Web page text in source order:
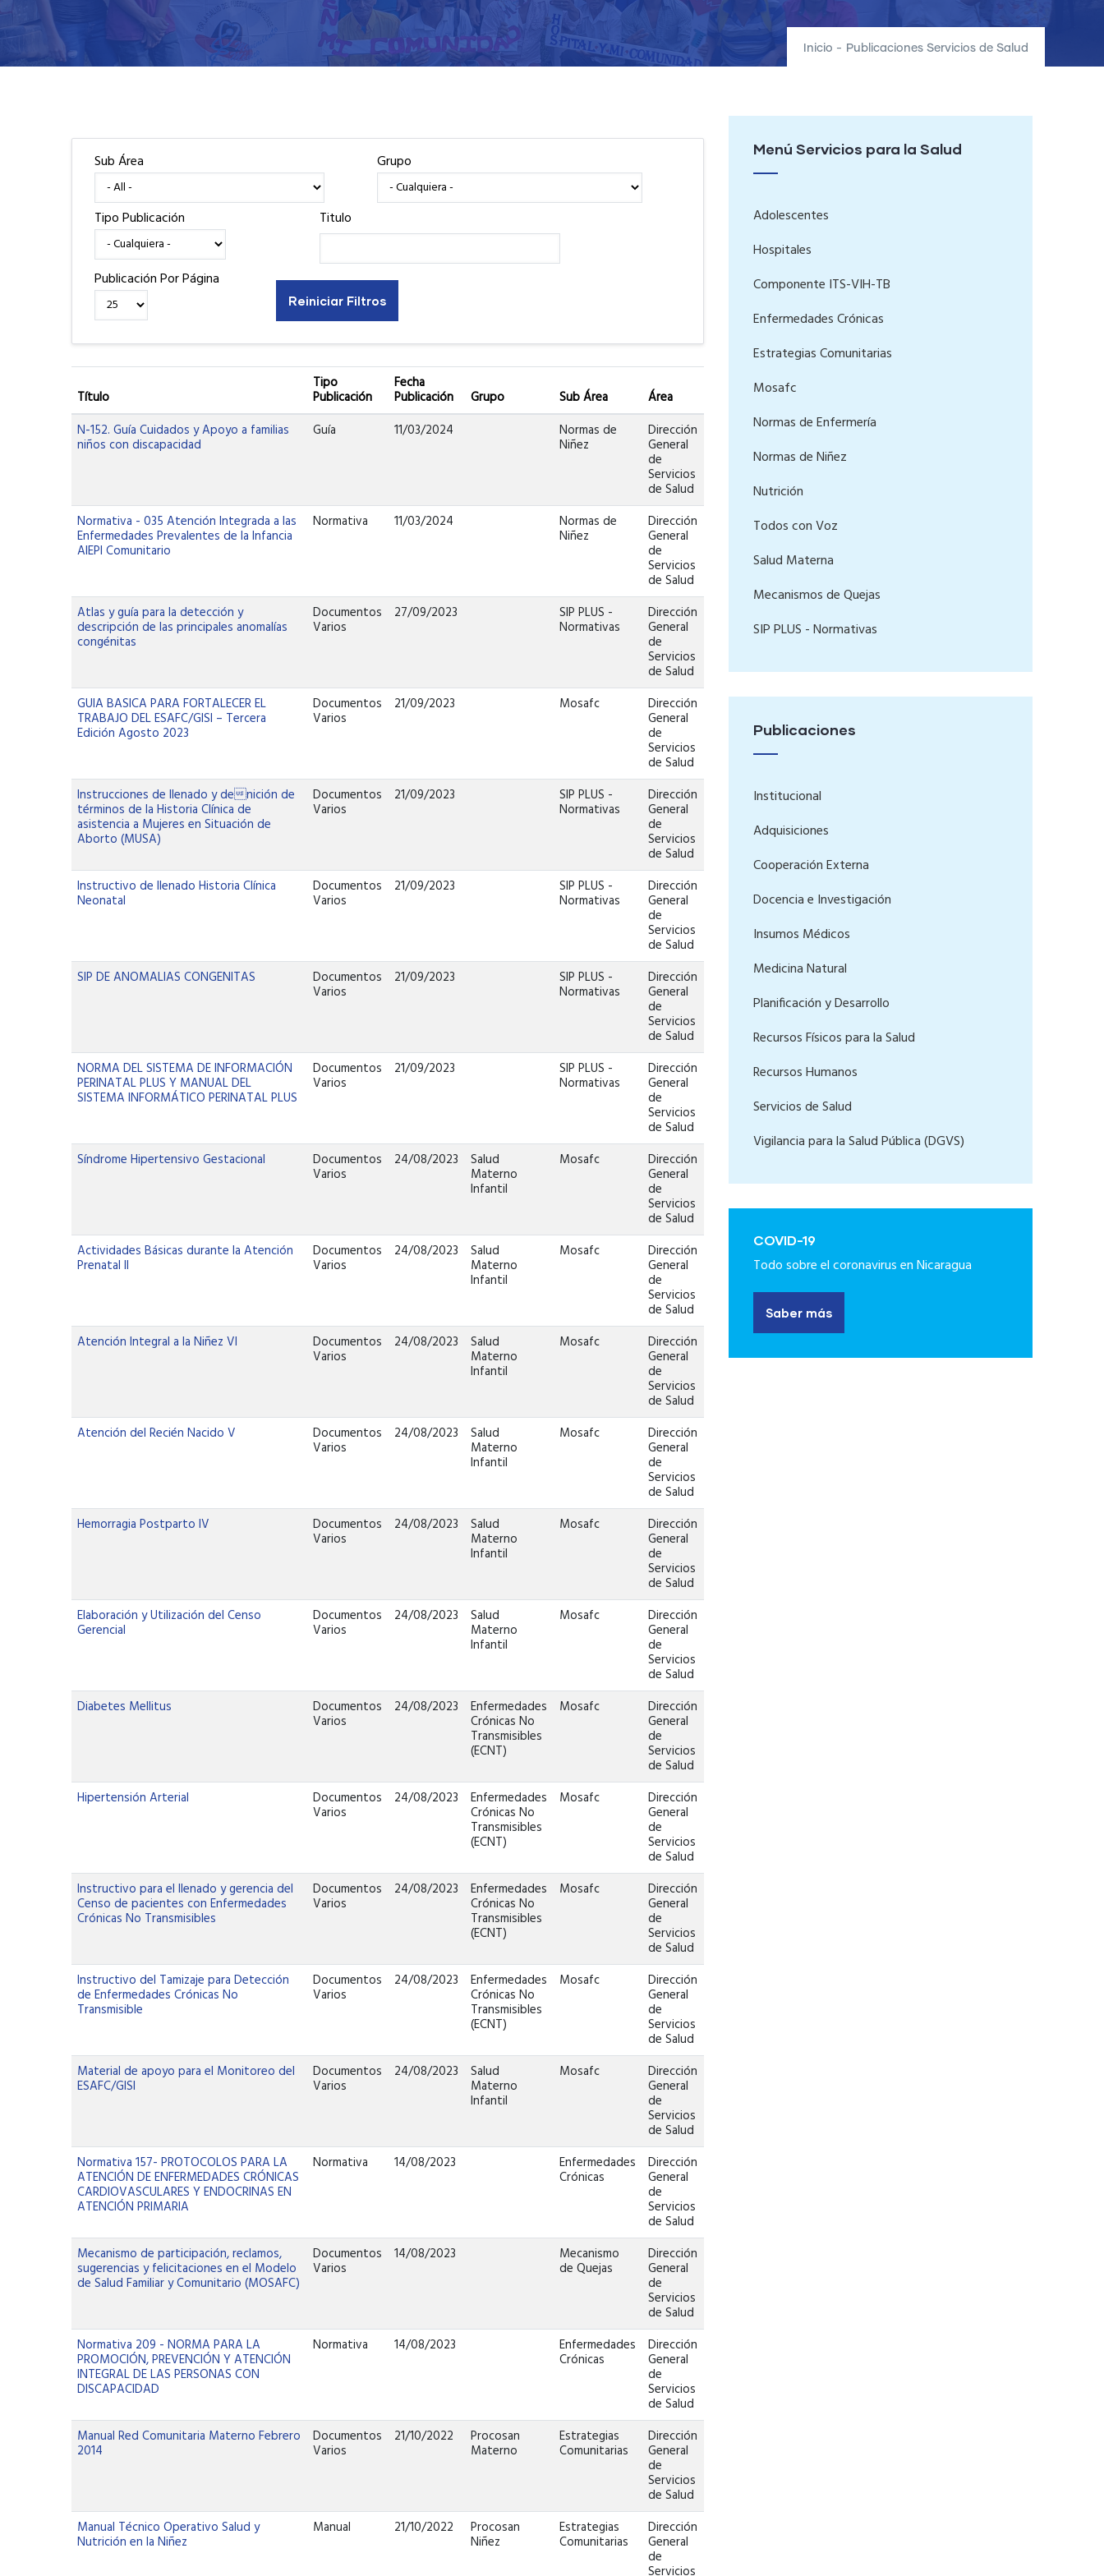
Inicio - Publicaciones Servicios de Salud
Sub Área Grupo
Tipo Publicación Titulo
Publicación Por Página
Título
Tipo
Publicación
Fecha
Publicación Grupo Sub Área
Área
N-152. Guía Cuidados y Apoyo a familias
niños con discapacidad
Guía 11/03/2024 Normas de
Niñez
Dirección
General
de
Servicios
de Salud
Normativa - 035 Atención Integrada a las
Enfermedades Prevalentes de la Infancia
AIEPI Comunitario
Normativa 11/03/2024 Normas de
Niñez
Dirección
General
de
Servicios
de Salud
Atlas y guía para la detección y
descripción de las principales anomalías
congénitas
Documentos
Varios
27/09/2023 SIP PLUS -
Normativas
Dirección
General
de
Servicios
de Salud
GUIA BASICA PARA FORTALECER EL
TRABAJO DEL ESAFC/GISI – Tercera
Edición Agosto 2023
Documentos
Varios
21/09/2023 Mosafc Dirección
General
de
Servicios
de Salud
Instrucciones de llenado y denición de
términos de la Historia Clínica de
asistencia a Mujeres en Situación de
Aborto (MUSA)
Documentos
Varios
21/09/2023 SIP PLUS -
Normativas
Dirección
General
de
Servicios
de Salud
Instructivo de llenado Historia Clínica
Neonatal
Documentos
Varios
21/09/2023 SIP PLUS -
Normativas
Dirección
General
de
Servicios
de Salud
SIP DE ANOMALIAS CONGENITAS
Documentos
Varios
21/09/2023 SIP PLUS -
Normativas
Dirección
General
de
Servicios
de Salud
NORMA DEL SISTEMA DE INFORMACIÓN
PERINATAL PLUS Y MANUAL DEL
SISTEMA INFORMÁTICO PERINATAL PLUS
Documentos
Varios
21/09/2023 SIP PLUS -
Normativas
Dirección
General
de
Servicios
de Salud
Síndrome Hipertensivo Gestacional
Documentos
Varios
24/08/2023 Salud
Materno
Infantil
Mosafc Dirección
General
de
Servicios
de Salud
Actividades Básicas durante la Atención
Prenatal II
Documentos
Varios
24/08/2023 Salud
Materno
Infantil
Mosafc Dirección
General
de
Servicios
de Salud
Atención Integral a la Niñez VI
Documentos
Varios
24/08/2023 Salud
Materno
Infantil
Mosafc Dirección
General
de
Servicios
de Salud
Atención del Recién Nacido V
Documentos
Varios
24/08/2023 Salud
Materno
Infantil
Mosafc Dirección
General
de
Servicios
de Salud
Hemorragia Postparto IV
Documentos
Varios
24/08/2023 Salud
Materno
Infantil
Mosafc Dirección
General
de
Servicios
de Salud
Elaboración y Utilización del Censo
Gerencial
Documentos
Varios
24/08/2023 Salud
Materno
Infantil
Mosafc Dirección
General
de
Servicios
de Salud
Diabetes Mellitus
Documentos
Varios
24/08/2023 Enfermedades
Crónicas No
Transmisibles
(ECNT)
Mosafc Dirección
General
de
Servicios
de Salud
Hipertensión Arterial
Documentos
Varios
24/08/2023 Enfermedades
Crónicas No
Transmisibles
(ECNT)
Mosafc Dirección
General
de
Servicios
de Salud
Instructivo para el llenado y gerencia del
Censo de pacientes con Enfermedades
Crónicas No Transmisibles
Documentos
Varios
24/08/2023 Enfermedades
Crónicas No
Transmisibles
(ECNT)
Mosafc Dirección
General
de
Servicios
de Salud
Instructivo del Tamizaje para Detección
de Enfermedades Crónicas No
Transmisible
Documentos
Varios
24/08/2023 Enfermedades
Crónicas No
Transmisibles
(ECNT)
Mosafc Dirección
General
de
Servicios
de Salud
Material de apoyo para el Monitoreo del
ESAFC/GISI
Documentos
Varios
24/08/2023 Salud
Materno
Infantil
Mosafc Dirección
General
de
Servicios
de Salud
Normativa 157- PROTOCOLOS PARA LA
ATENCIÓN DE ENFERMEDADES CRÓNICAS
CARDIOVASCULARES Y ENDOCRINAS EN
ATENCIÓN PRIMARIA
Normativa 14/08/2023 Enfermedades
Crónicas
Dirección
General
de
Servicios
de Salud
Mecanismo de participación, reclamos,
sugerencias y felicitaciones en el Modelo
de Salud Familiar y Comunitario (MOSAFC)
Documentos
Varios
14/08/2023 Mecanismo
de Quejas
Dirección
General
de
Servicios
de Salud
Normativa 209 - NORMA PARA LA
PROMOCIÓN, PREVENCIÓN Y ATENCIÓN
INTEGRAL DE LAS PERSONAS CON
DISCAPACIDAD
Normativa 14/08/2023 Enfermedades
Crónicas
Dirección
General
de
Servicios
de Salud
Manual Red Comunitaria Materno Febrero
2014
Documentos
Varios
21/10/2022 Procosan
Materno
Estrategias
Comunitarias
Dirección
General
de
Servicios
de Salud
Manual Técnico Operativo Salud y
Nutrición en la Niñez
Manual 21/10/2022 Procosan
Niñez
Estrategias
Comunitarias
Dirección
General
de
Servicios
Menú Servicios para la Salud
Adolescentes
Hospitales
Componente ITS-VIH-TB
Enfermedades Crónicas
Estrategias Comunitarias
Mosafc
Normas de Enfermería
Normas de Niñez
Nutrición
Todos con Voz
Salud Materna
Mecanismos de Quejas
SIP PLUS - Normativas
Publicaciones
Institucional
Adquisiciones
Cooperación Externa
Docencia e Investigación
Insumos Médicos
Medicina Natural
Planificación y Desarrollo
Recursos Físicos para la Salud
Recursos Humanos
Servicios de Salud
Vigilancia para la Salud Pública (DGVS)
COVID-19
Todo sobre el coronavirus en Nicaragua
Saber más